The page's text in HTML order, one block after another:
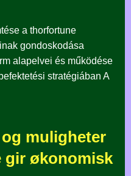
a thorfortune
gondoskodása
alapelvei és működése
stratégiában A
muligheter
økonomisk